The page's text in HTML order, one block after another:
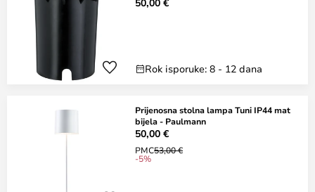
Rok isporuke: 8 - 12 dana
Prijenosna stolna lampa Tuni IP44 mat
bijela - Paulmann
50,00 €
PMC53,00 €
-5%